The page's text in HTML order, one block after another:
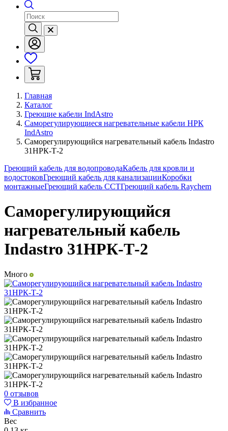
Главная
Каталог
Греющие кабели IndAstro
Саморегулирующиеся нагревательные кабели НРК
IndAstro
Саморегулирующийся нагревательный кабель Indastro
31НРК-Т-2
Греющий кабель для водопроводаКабель для кровли и
водостоковГреющий кабель для канализацииКоробки
монтажныеГреющий кабель ССТГреющий кабель Raychem
Саморегулирующийся
нагревательный кабель
Indastro 31НРК-Т-2
Много
0 отзывов
В избранное
Сравнить
Вес